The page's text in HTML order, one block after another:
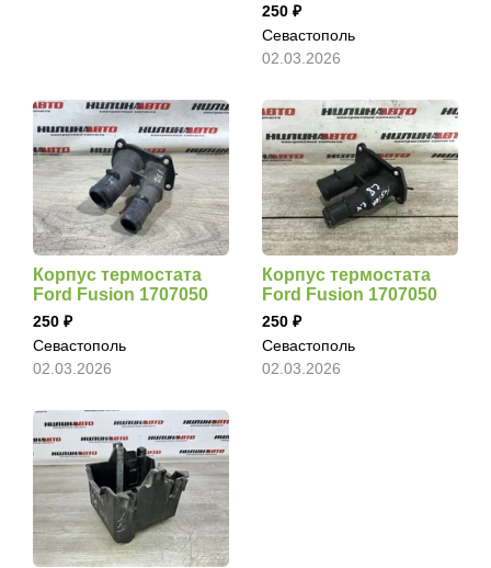
250
Севастополь
02.03.2026
Корпус термостата
Ford Fusion 1707050
250
Севастополь
02.03.2026
Корпус термостата
Ford Fusion 1707050
250
Севастополь
02.03.2026